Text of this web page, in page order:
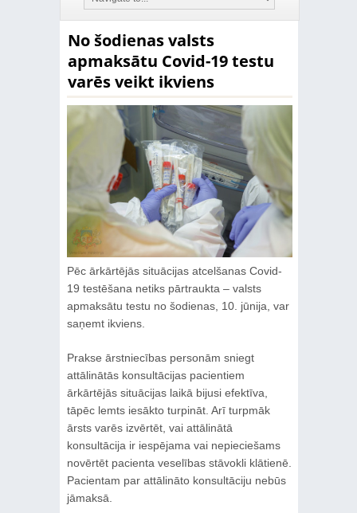
No šodienas valsts
apmaksātu Covid-19 testu
varēs veikt ikviens
Pēc ārkārtējās situācijas atcelšanas Covid-
19 testēšana netiks pārtraukta – valsts
apmaksātu testu no šodienas, 10. jūnija, var
saņemt ikviens.
Prakse ārstniecības personām sniegt
attālinātās konsultācijas pacientiem
ārkārtējās situācijas laikā bijusi efektīva,
tāpēc lemts iesākto turpināt. Arī turpmāk
ārsts varēs izvērtēt, vai attālinātā
konsultācija ir iespējama vai nepieciešams
novērtēt pacienta veselības stāvokli klātienē.
Pacientam par attālināto konsultāciju nebūs
jāmaksā.